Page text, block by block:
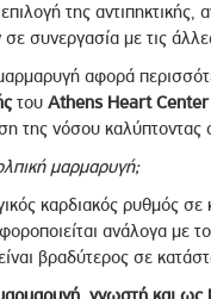
Λειτουργίας
της
συνεργασία με τις
αφορά
του Athens Heart Center
της νόσου
μαρμαρυγή;
καρδιακός ρυθμός
ανάλογα με
βραδύτερος σε